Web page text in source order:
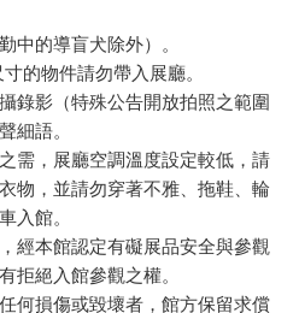
中的導盲犬除外）。
的物件請勿帶入展廳。
錄影（特殊公告開放拍照之範圍
細語。
需，展廳空調溫度設定較低，請
物，並請勿穿著不雅、拖鞋、輪
入館。
經本館認定有礙展品安全與參觀
拒絕入館參觀之權。
何損傷或毀壞者，館方保留求償